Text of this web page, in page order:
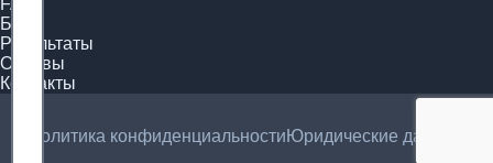
Блог
Результаты
Отзывы
Контакты
Политика конфиденциальности Юридические данные